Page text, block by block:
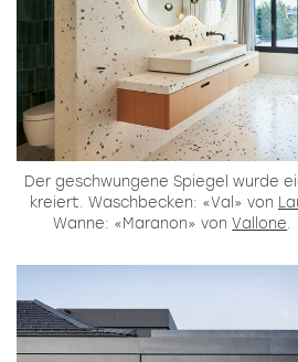
Der geschwungene Spiegel wurde
kreiert. Waschbecken: «Val» von
Wanne: «Maranon» vonVallone.